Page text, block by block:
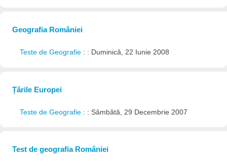
Geografia României
Teste de Geografie : : Duminică, 22 Iunie 2008
Țările Europei
Teste de Geografie : : Sâmbătă, 29 Decembrie 2007
Test de geografia României